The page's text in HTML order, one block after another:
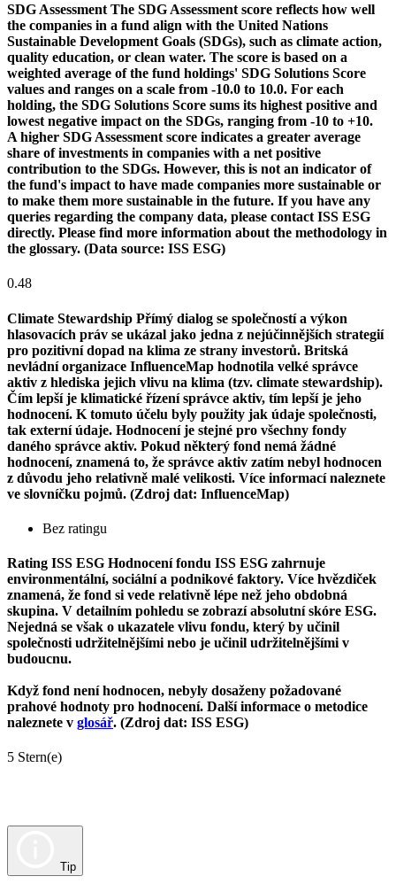
SDG Assessment The SDG Assessment score reflects how well
the companies in a fund align with the United Nations
Sustainable Development Goals (SDGs), such as climate action,
quality education, or clean water. The score is based on a
weighted average of the fund holdings' SDG Solutions Score
values and ranges on a scale from -10.0 to 10.0. For each
holding, the SDG Solutions Score sums its highest positive and
lowest negative impact on the SDGs, ranging from -10 to +10.
A higher SDG Assessment score indicates a greater average
share of investments in companies with a net positive
contribution to the SDGs. However, this is not an indicator of
the fund's impact to have made companies more sustainable or
to make them more sustainable in the future. If you have any
queries regarding the company data, please contact ISS ESG
directly. Please find more information about the methodology in
the glossary. (Data source: ISS ESG)
0.48
Climate Stewardship Přímý dialog se společností a výkon
hlasovacích práv se ukázal jako jedna z nejúčinnějších strategií
pro pozitivní dopad na klima ze strany investorů. Britská
nevládní organizace InfluenceMap hodnotila velké správce
aktiv z hlediska jejich vlivu na klima (tzv. climate stewardship).
Čím lepší je klimatické řízení správce aktiv, tím lepší je jeho
hodnocení. K tomuto účelu byly použity jak údaje společnosti,
tak externí údaje. Hodnocení je stejné pro všechny fondy
daného správce aktiv. Pokud některý fond nemá žádné
hodnocení, znamená to, že správce aktiv zatím nebyl hodnocen
z důvodu jeho relativně malé velikosti. Více informací naleznete
ve slovníčku pojmů. (Zdroj dat: InfluenceMap)
Bez ratingu
Rating ISS ESG Hodnocení fondu ISS ESG zahrnuje
environmentální, sociální a podnikové faktory. Více hvězdiček
znamená, že fond si vede relativně lépe než jeho obdobná
skupina. V detailním pohledu se zobrazí absolutní skóre ESG.
Nejedná se však o ukazatele vlivu fondu, který by učinil
společnosti udržitelnějšími nebo je učinil udržitelnějšími v
budoucnu.
Když fond není hodnocen, nebyly dosaženy požadované
prahové hodnoty pro hodnocení. Další informace o metodice
naleznete v glosář. (Zdroj dat: ISS ESG)
5 Stern(e)
Tip